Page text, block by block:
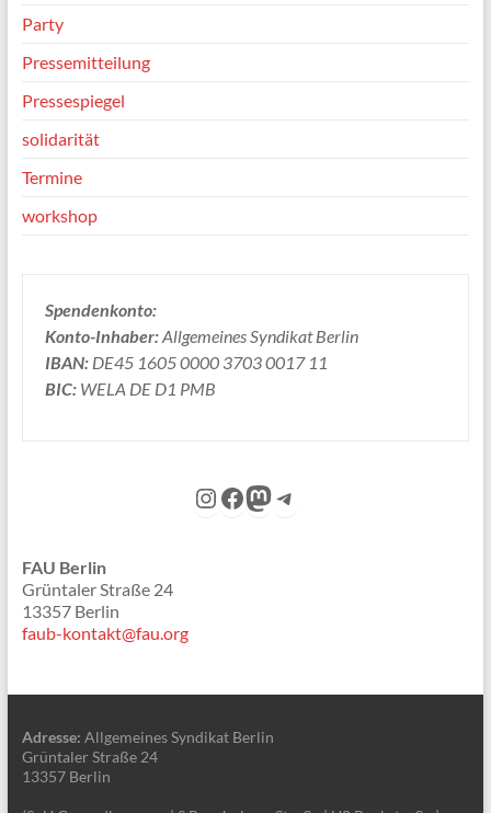
Party
Pressemitteilung
Pressespiegel
solidarität
Termine
workshop
Spendenkonto:
Konto-Inhaber:Allgemeines Syndikat Berlin
IBAN:DE45 1605 0000 3703 0017 11
BIC:WELA DE D1 PMB
Instagram
Facebook
Mastodon
Telegram
FAU Berlin
Grüntaler Straße 24
13357 Berlin
faub-kontakt@fau.org
Adresse: Allgemeines Syndikat Berlin
Grüntaler Straße 24
13357 Berlin